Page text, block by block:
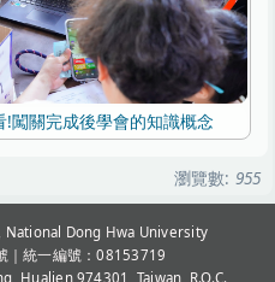
!闖關完成後學會的知識概念
瀏覽數: 955
National Dong Hwa University
｜統一編號：08153719
Hualien 974301, Taiwan, R.O.C.